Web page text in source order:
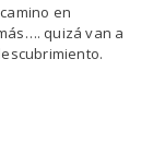
en
quizá van a